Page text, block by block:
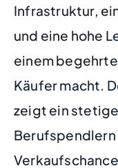
Infrastruktur,
und eine hohe
einem
Käufer macht.
zeigt ein
Berufspendlern